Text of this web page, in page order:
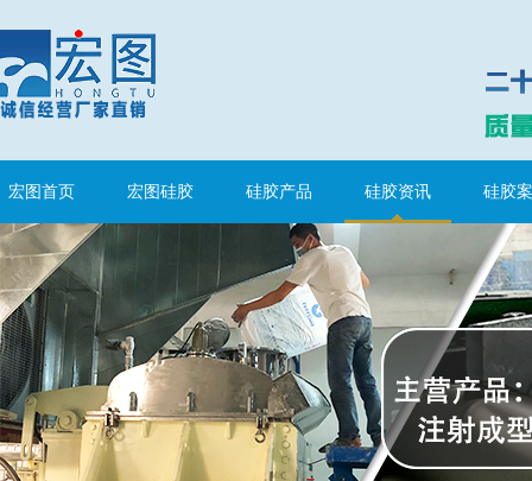
宏图首页 宏图硅胶 硅胶产品 硅胶资讯 硅胶
眼镜鼻托专用注射硅胶